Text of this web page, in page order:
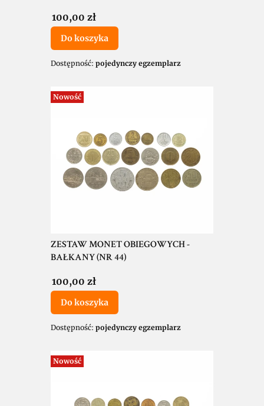
Cena
100,00 zł
Do koszyka
Dostępność: pojedynczy egzemplarz
Nowość
ZESTAW MONET OBIEGOWYCH -
BAŁKANY (NR 44)
Cena
100,00 zł
Do koszyka
Dostępność: pojedynczy egzemplarz
Nowość